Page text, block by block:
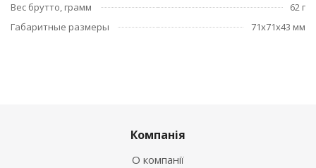
Вес брутто, грамм
62 г
Габаритные размеры
71x71x43 мм
Компанія
О компанії